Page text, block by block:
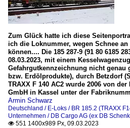
Zum Glück hatte ich diese
ich die Loknummer, wegen Schnee
können.... Die 185 287-9 (91 80 6185
08.03.2023, mit einem
Gefahrgutkennzeichnung nicht genau
bzw. Erdölprodukte), durch Betzdorf
TRAXX F 140 AC2 wurde 2006 von
GmbH in Kassel unter der
Armin Schwarz
Deutschland / E-Loks / BR 185.2 (TRAXX
Unternehmen / DB Cargo AG (ex DB
 551 1400x989 Px, 09.03.2023